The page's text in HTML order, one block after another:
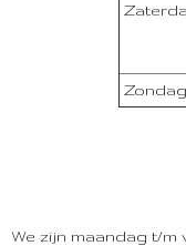
Zondag
We zijn maandag t/